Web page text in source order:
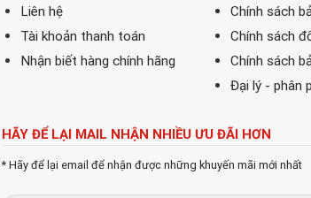
Liên hệ
Tài khoản thanh toán
Nhận biết hàng chính hãng
Chính sách
Chính sách
Chính sách
Đại lý - phân
HÃY ĐỂ LẠI MAIL NHẬN NHIỀU ƯU ĐÃI HƠN
* Hãy để lại email để nhận được những khuyến mãi mới nhất